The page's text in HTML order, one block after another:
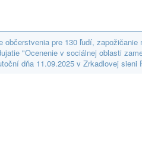
občerstvenia pre 130 ľudí,
"Ocenenie v sociálnej oblasti
dňa 11.09.2025 v Zrkadlovej sieni